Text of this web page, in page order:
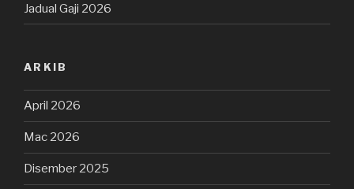
Jadual Gaji 2026
ARKIB
April 2026
Mac 2026
Disember 2025